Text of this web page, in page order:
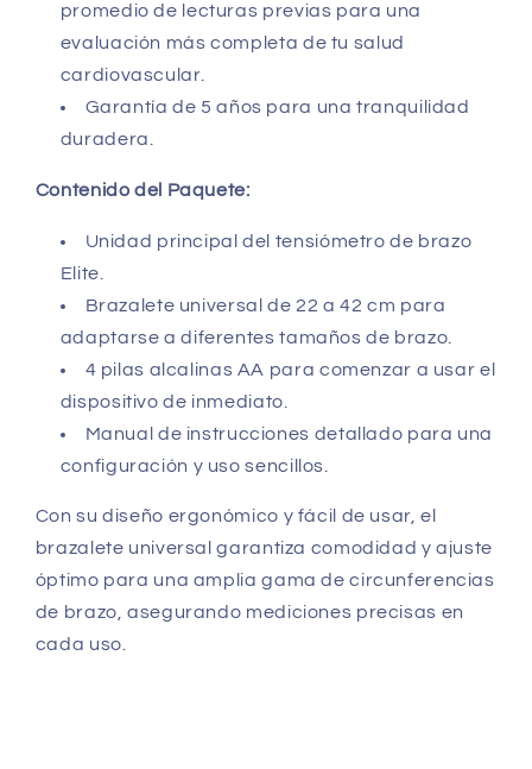
promedio de lecturas previas para una
evaluación más completa de tu salud
cardiovascular.
Garantía de 5 años para una tranquilidad
duradera.
Contenido del Paquete:
Unidad principal del tensiómetro de brazo
Elite.
Brazalete universal de 22 a 42 cm para
adaptarse a diferentes tamaños de brazo.
4 pilas alcalinas AA para comenzar a usar el
dispositivo de inmediato.
Manual de instrucciones detallado para una
configuración y uso sencillos.
Con su diseño ergonómico y fácil de usar, el
brazalete universal garantiza comodidad y ajuste
óptimo para una amplia gama de circunferencias
de brazo, asegurando mediciones precisas en
cada uso.